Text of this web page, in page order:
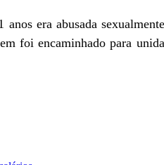
era abusada
foi encaminhado para